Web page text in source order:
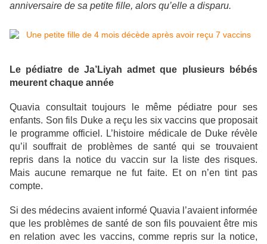
anniversaire de sa petite fille, alors qu’elle a disparu.
Le pédiatre de Ja’Liyah admet que plusieurs bébés
meurent chaque année
Quavia consultait toujours le même pédiatre pour ses
enfants. Son fils Duke a reçu les six vaccins que proposait
le programme officiel. L’histoire médicale de Duke révèle
qu’il souffrait de problèmes de santé qui se trouvaient
repris dans la notice du vaccin sur la liste des risques.
Mais aucune remarque ne fut faite. Et on n’en tint pas
compte.
Si des médecins avaient informé Quavia l’avaient informée
que les problèmes de santé de son fils pouvaient être mis
en relation avec les vaccins, comme repris sur la notice,